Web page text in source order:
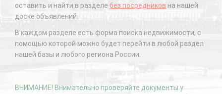
оставить и найти в разделе без посредников на нашей
доске объявлений.
В каждом разделе есть форма поиска недвижимости, с
помощью которой можно будет перейти в любой раздел
нашей базы и любого региона России.
ВНИМАНИЕ! Внимательно проверяйте документы у